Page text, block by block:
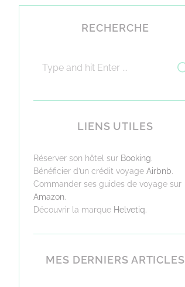
RECHERCHE
LIENS UTILES
Réserver son hôtel sur Booking.
Bénéficier d’un crédit voyage Airbnb.
Commander ses guides de voyage sur
Amazon.
Découvrir la marque Helvetiq.
MES DERNIERS ARTICLES